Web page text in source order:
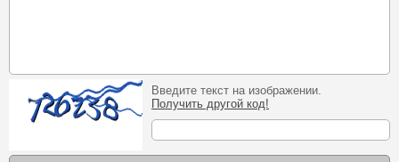
Введите текст на изображении.
Получить другой код!